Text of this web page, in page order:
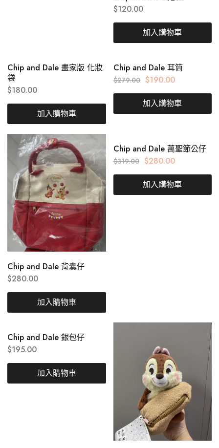
$120.00
加入購物車
Chip and Dale 畫家版 化妝
袋
$180.00
加入購物車
Chip and Dale 耳筒
$279.00 $190.00
加入購物車
Chip and Dale 背囊仔
$280.00
加入購物車
Chip and Dale 萬聖節公仔
$319.00 $280.00
加入購物車
Chip and Dale 銀包仔
$195.00
加入購物車